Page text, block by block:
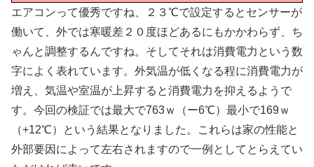
エアコンって優秀ですね、２３℃で設定するとセンサーが
働いて、外では寒暖差２０度ほどあるにもかかわらず、ち
ゃんと調整するんですね。そしてそれは消費電力という数
字によく表れています。外気温が低くなる程に消費電力が
増え、気温や室温が上昇すると消費電力を抑えるようで
す。今回の検証では最大で763ｗ（ー6℃）最小で169ｗ
（+12℃）という結果となりました。これらは家の性能と
外部要因によって左右されますので一例としてとらえてい